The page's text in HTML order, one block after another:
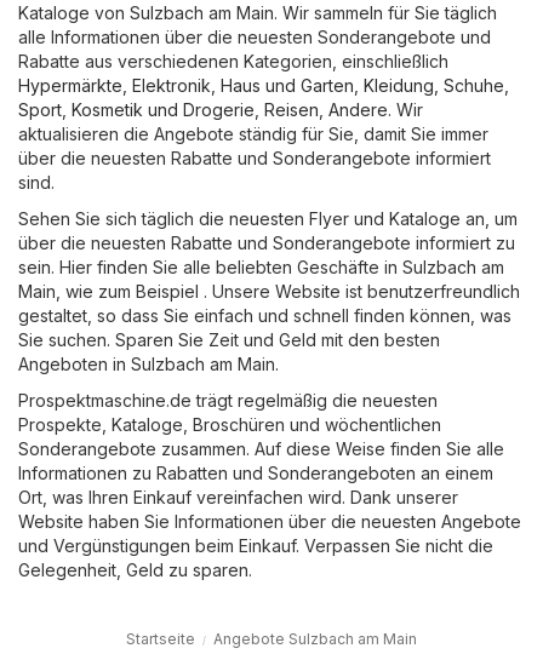
Kataloge von Sulzbach am Main. Wir sammeln für Sie täglich
alle Informationen über die neuesten Sonderangebote und
Rabatte aus verschiedenen Kategorien, einschließlich
Hypermärkte Elektronik Haus und Garten Kleidung, Schuhe,
Sport Kosmetik und Drogerie Reisen Andere. Wir
aktualisieren die Angebote ständig für Sie, damit Sie immer
über die neuesten Rabatte und Sonderangebote informiert
sind.
Sehen Sie sich täglich die neuesten Flyer und Kataloge an, um
über die neuesten Rabatte und Sonderangebote informiert zu
sein. Hier finden Sie alle beliebten Geschäfte in Sulzbach am
Main, wie zum Beispiel . Unsere Website ist benutzerfreundlich
gestaltet, so dass Sie einfach und schnell finden können, was
Sie suchen. Sparen Sie Zeit und Geld mit den besten
Angeboten in Sulzbach am Main.
Prospektmaschine.de trägt regelmäßig die neuesten
Prospekte, Kataloge, Broschüren und wöchentlichen
Sonderangebote zusammen. Auf diese Weise finden Sie alle
Informationen zu Rabatten und Sonderangeboten an einem
Ort, was Ihren Einkauf vereinfachen wird. Dank unserer
Website haben Sie Informationen über die neuesten Angebote
und Vergünstigungen beim Einkauf. Verpassen Sie nicht die
Gelegenheit, Geld zu sparen.
Startseite Angebote Sulzbach am Main